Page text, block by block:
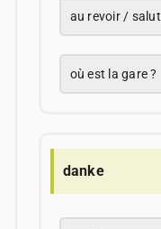
au revoir / salut
où est la gare ?
danke